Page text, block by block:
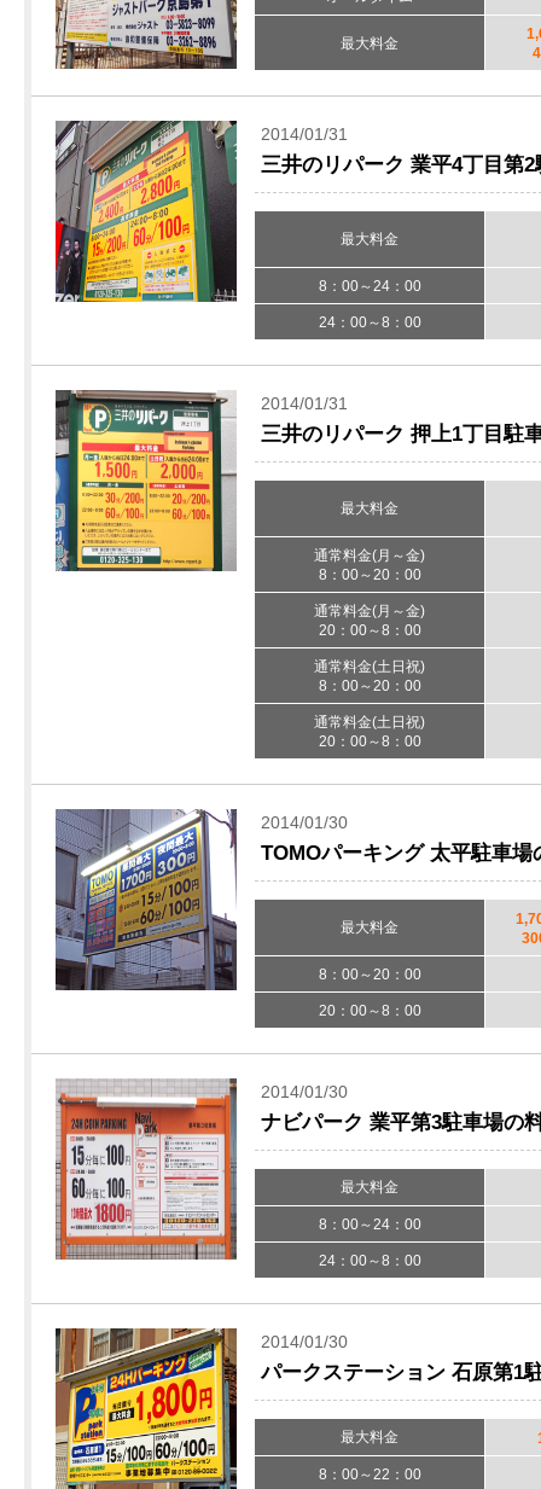
最大料金
2014/01/31
三井のリパーク 業平4丁目第
最大料金
8：00～24：00
24：00～8：00
2014/01/31
三井のリパーク 押上1丁目駐
最大料金
通常料金(月～金)
8：00～20：00
通常料金(月～金)
20：00～8：00
通常料金(土日祝)
8：00～20：00
通常料金(土日祝)
20：00～8：00
2014/01/30
TOMOパーキング 太平駐車場
最大料金
8：00～20：00
20：00～8：00
2014/01/30
ナビパーク 業平第3駐車場の
最大料金
8：00～24：00
24：00～8：00
2014/01/30
パークステーション 石原第1
最大料金
8：00～22：00